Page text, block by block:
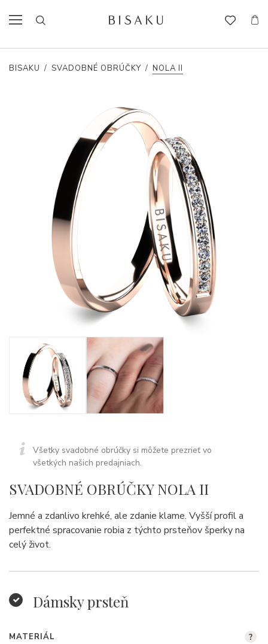
BISAKU / SVADOBNÉ OBRÚČKY / NOLA II
Všetky svadobné obrúčky si môžete prezrieť vo
všetkých našich predajniach.
SVADOBNÉ OBRÚČKY NOLA II
Jemné a zdanlivo krehké, ale zdanie klame. Vyšší profil a
perfektné spracovanie robia z týchto prsteňov šperky na
celý život.
Dámsky prsteň
MATERIÁL ?